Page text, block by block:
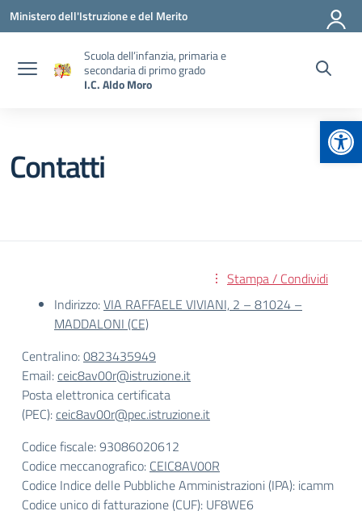
Vai ai contenuti
Vai al menu di navigazione
Vai al footer
Ministero dell'Istruzione e del Merito
Scuola dell’infanzia, primaria e
secondaria di primo grado
I.C. Aldo Moro
Contatti
Stampa / Condividi
Indirizzo:VIA RAFFAELE VIVIANI, 2 – 81024 –
MADDALONI (CE)
Centralino:0823435949
Email: ceic8av00r@istruzione.it
Posta elettronica certificata
(PEC): ceic8av00r@pec.istruzione.it
Codice fiscale: 93086020612
Codice meccanografico: CEIC8AV00R
Codice Indice delle Pubbliche Amministrazioni (IPA): icamm
Codice unico di fatturazione (CUF): UF8WE6